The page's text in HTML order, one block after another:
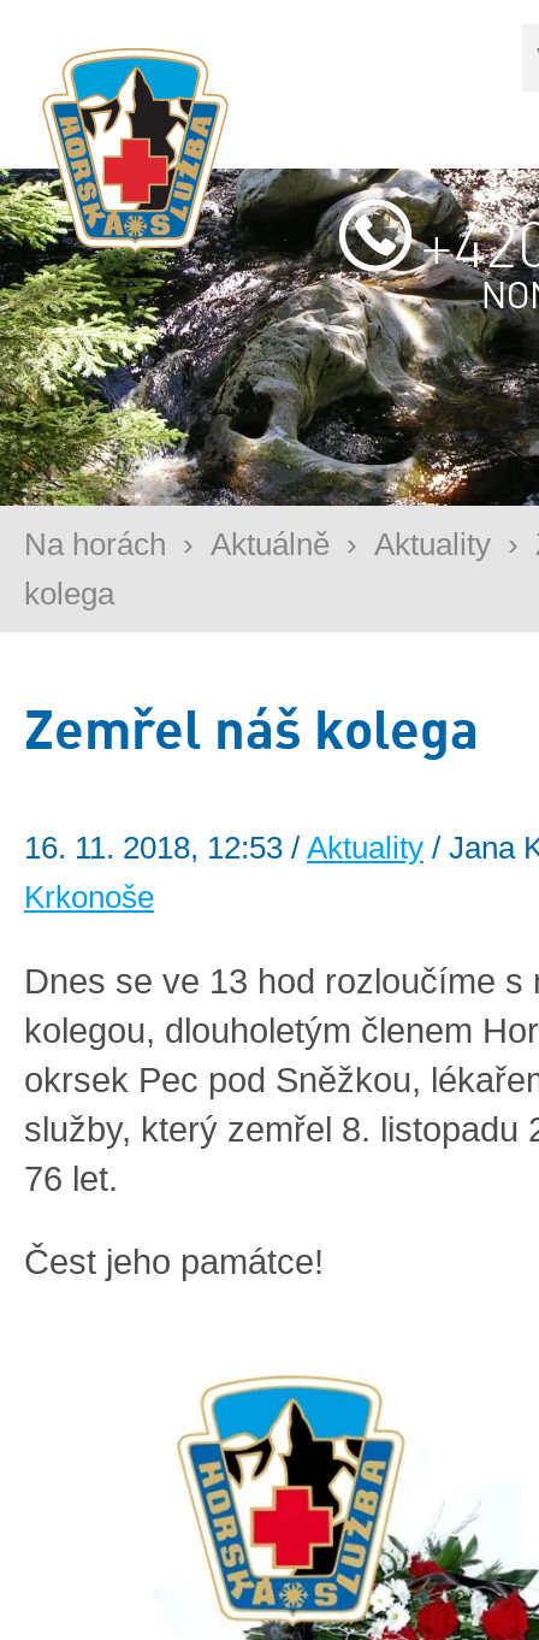
Na horách › Aktuálně › Aktuality ›
kolega
Zemřel náš kolega
16. 11. 2018, 12:53 / Aktuality / Jana
Krkonoše
Dnes se ve 13 hod rozloučíme s
kolegou, dlouholetým členem
okrsek Pec pod Sněžkou,
služby, který zemřel 8. listopadu
76 let.
Čest jeho památce!